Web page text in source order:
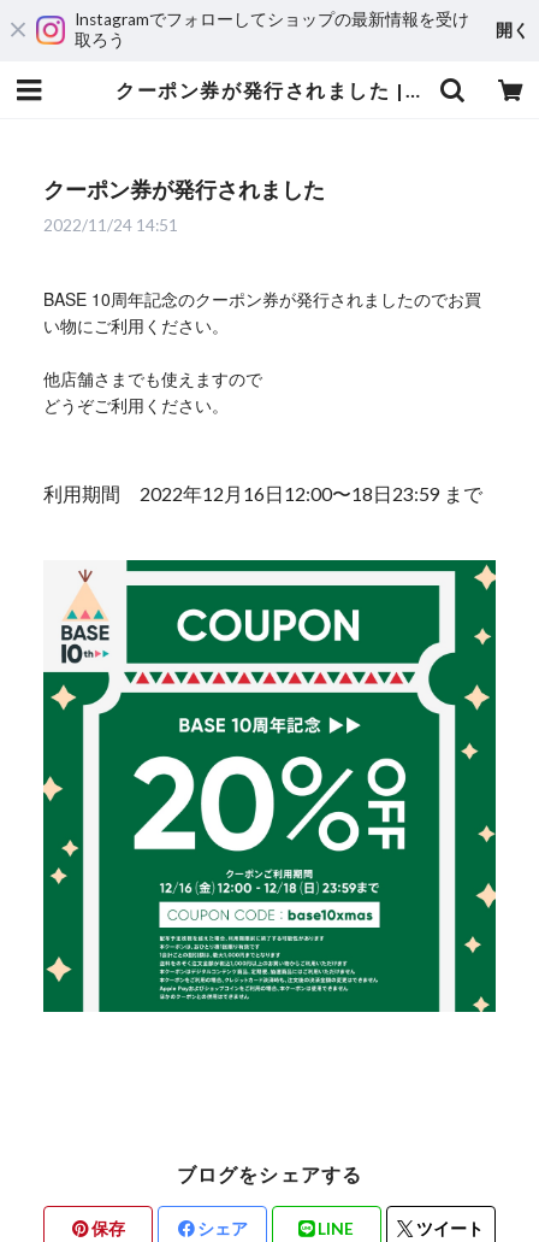
Instagramでフォローしてショップの最新情報を受け
取ろう
開く
クーポン券が発行されました | mitorakaruna
クーポン券が発行されました
2022/11/24 14:51
BASE 10周年記念のクーポン券が発行されましたのでお買
い物にご利用ください。
他店舗さまでも使えますので
どうぞご利用ください。
利用期間 2022年12月16日12:00〜18日23:59 まで
ブログをシェアする
保存 シェア LINE ツイート